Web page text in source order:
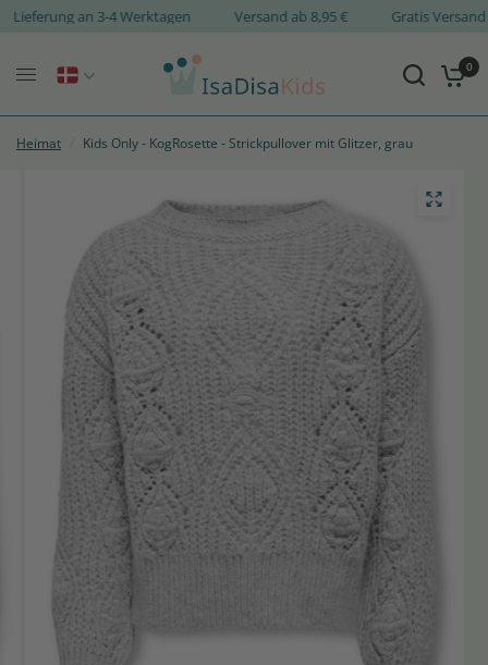
Lieferung an 3-4 Werktagen Versand ab 8,95 € Gratis
0
Heimat Kids Only - KogRosette - Strickpullover mit Glitzer, grau